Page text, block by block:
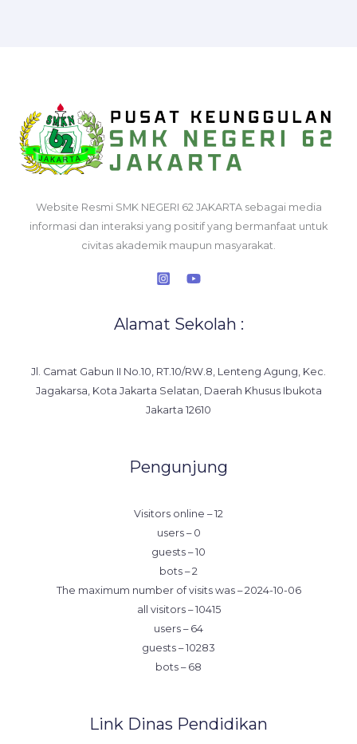
Website Resmi SMK NEGERI 62 JAKARTA sebagai media
informasi dan interaksi yang positif yang bermanfaat untuk
civitas akademik maupun masyarakat.
Alamat Sekolah :
Jl. Camat Gabun II No.10, RT.10/RW.8, Lenteng Agung, Kec.
Jagakarsa, Kota Jakarta Selatan, Daerah Khusus Ibukota
Jakarta 12610
Pengunjung
Visitors online – 12
users – 0
guests – 10
bots – 2
The maximum number of visits was – 2024-10-06
all visitors – 10415
users – 64
guests – 10283
bots – 68
Link Dinas Pendidikan